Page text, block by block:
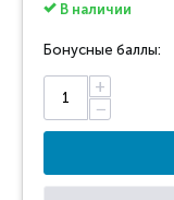
В наличии
Бонусные баллы:
+
−